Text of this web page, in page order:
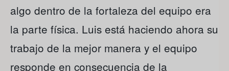
algo dentro de la fortaleza del equipo era
la parte física. Luis está haciendo ahora su
trabajo de la mejor manera y el equipo
responde en consecuencia de la